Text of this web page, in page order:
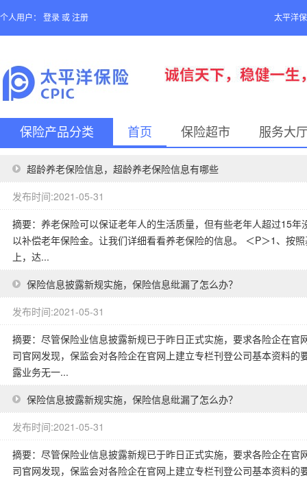
个人用户： 登录 或 注册 太平洋
保险产品分类 首页 保险超市 服务大
超龄养老保险信息，超龄养老保险信息有哪些
发布时间:2021-05-31
摘要：养老保险可以保证老年人的生活质量，但有些老年人超过15
以补偿老年保险金。让我们详细看看养老保险的信息。 ＜P＞1、按
上，达...
保险信息披露新规实施，保险信息纰漏了怎么办？
发布时间:2021-05-31
摘要：尽管保险业信息披露新规已于昨日正式实施，要求各险企在
司官网发现，保监会对各险企在官网上建立专栏刊登公司基本资料
露业务无一...
保险信息披露新规实施，保险信息纰漏了怎么办？
发布时间:2021-05-31
摘要：尽管保险业信息披露新规已于昨日正式实施，要求各险企在
司官网发现，保监会对各险企在官网上建立专栏刊登公司基本资料